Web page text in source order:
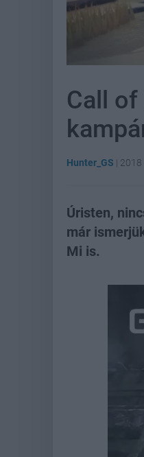
Call
Hunter_GS | 2018
Úristen,
már
Mi is.